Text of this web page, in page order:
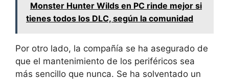
Monster Hunter Wilds en PC rinde mejor si
tienes todos los DLC, según la comunidad
Por otro lado, la compañía se ha asegurado de
que el mantenimiento de los periféricos sea
más sencillo que nunca. Se ha solventado un